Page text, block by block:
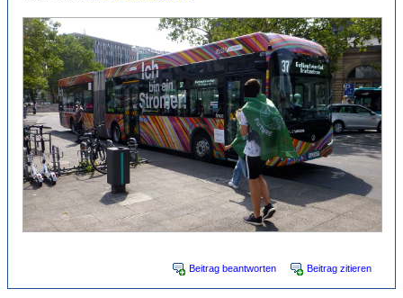
Beitrag beantworten Beitrag zitieren